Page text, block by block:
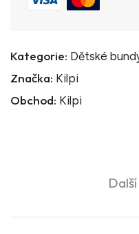
Kategorie: Dětské
Značka: Kilpi
Obchod: Kilpi